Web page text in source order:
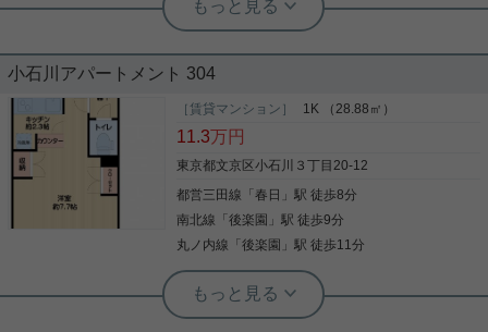
をして参ります(^_^)
家具・家電付！サポート・サービス豊
ングサービス：朝食1食分495円、夕食1食分935円
・個室清掃サービス：月1回3300円 ・フロントサー
ビス ・リラクゼーションコーナー ・共用備品(掃除
機・アイロン・布団乾燥機・ズボンプレッサーなど
タル(有料) 家具・家電不要の場合、撤去の相談可能
写真(9)
小石川アパートメント 304
［賃貸マンション］ 1K （28.88㎡）
11.3万円
東京都文京区小石川３丁目20-12
都営三田線 「春日 」駅 徒歩8分
南北線 「後楽園 」駅 徒歩9分
丸ノ内線 「後楽園 」駅 徒歩11分
実用春日ホーム 本店 砂子-
バルコニー 礼金2ヶ月 浴室乾燥機 クロ